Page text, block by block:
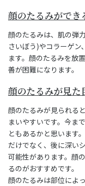
顔のたるみができ
顔のたるみは、肌の弾
さいぼう)やコラーゲン
ます。顔のたるみを放
善が困難になります。
顔のたるみが見た
顔のたるみが見られる
まいやすいです。今ま
ともあるかと思います
だけでなく、後に深い
可能性があります。顔
るのがおすすめです。
顔のたるみは部位によ